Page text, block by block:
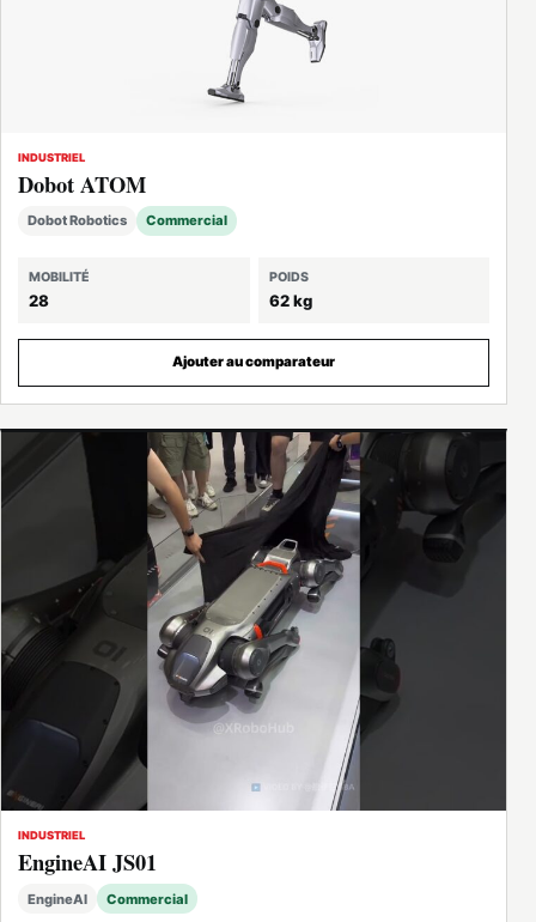
INDUSTRIEL
Dobot ATOM
Dobot Robotics Commercial
MOBILITÉ
28
POIDS
62 kg
Ajouter au comparateur
INDUSTRIEL
EngineAI JS01
EngineAI Commercial